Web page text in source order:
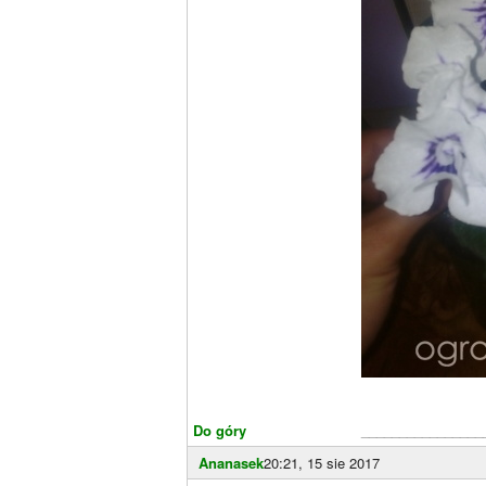
Do góry
Ananasek20:21, 15 sie 2017